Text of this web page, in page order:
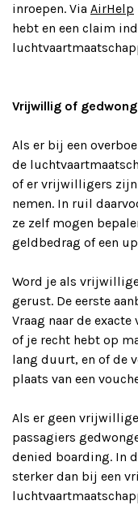
inroepen. Via AirHelp
hebt en een claim
Vrijwillig of
Als er bij een
de
of er vrijwilligers
nemen. In ruil
ze zelf mogen
geldbedrag of een
Word je als
gerust. De eerste
Vraag naar de
of je recht hebt op
lang duurt, en of de
plaats van een
Als er geen
passagiers
denied boarding. In
sterker dan bij een